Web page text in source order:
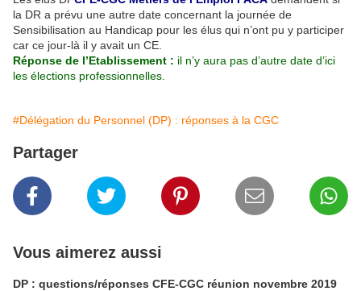
la DR a prévu une autre date concernant la journée de
Sensibilisation au Handicap pour les élus qui n’ont pu y participer
car ce jour-là il y avait un CE.
Réponse de l’Etablissement : il n’y aura pas d’autre date d’ici
les élections professionnelles.
#Délégation du Personnel (DP) : réponses à la CGC
Partager
Vous aimerez aussi
DP : questions/réponses CFE-CGC réunion novembre 2019